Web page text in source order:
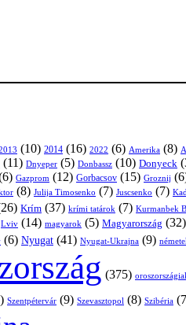
(10) 2014 (16) 2022 (6) Amerika (8)
(11) Dnyeper (5) Donbassz (10) Donyeck
Gazprom (12) Gorbacsov (15) Groznij
(8) Julija Timosenko (7) Juscsenko (7)
Krím (37) krími tatárok (7) Kurmanbek
Lviv (14) magyarok (5) Magyarország (32)
(6) Nyugat (41) Nyugat-Ukrajna (9)
(375)
Szentpétervár (9) Szevasztopol (8) Szibéria